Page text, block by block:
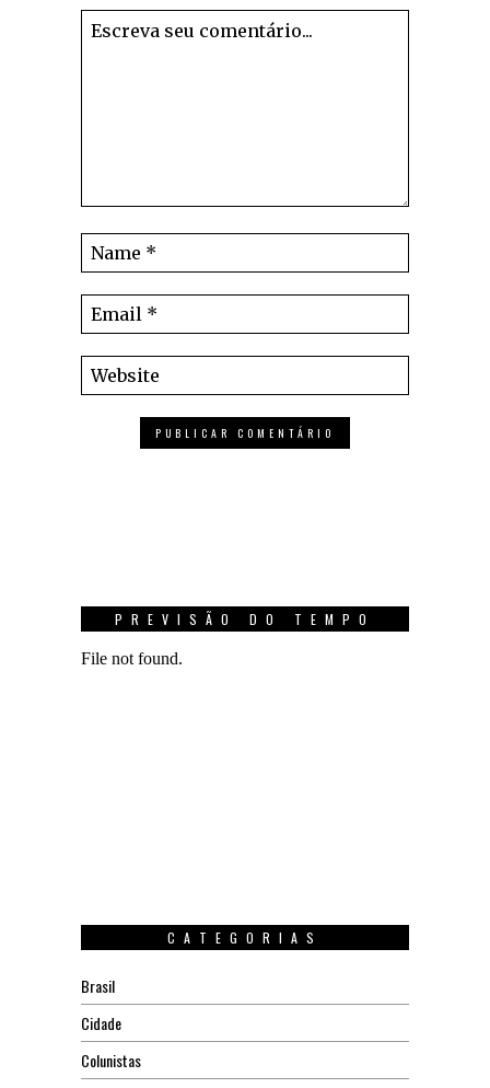
PREVISÃO DO TEMPO
CATEGORIAS
Brasil
Cidade
Colunistas